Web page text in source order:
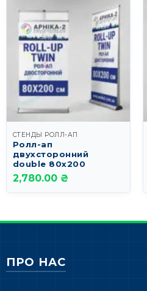
СТЕНДЫ РОЛЛ-АП
Ролл-ап
двухсторонний
double 80х200
2,780.00 ₴
ПРО НАС